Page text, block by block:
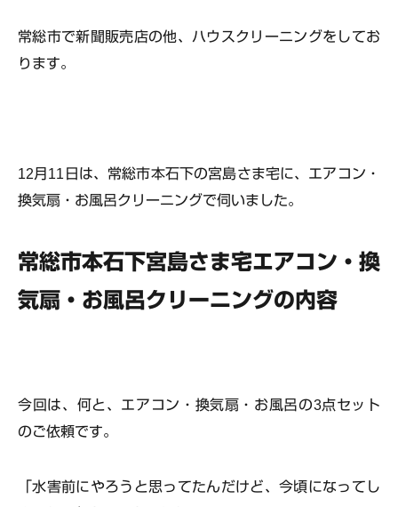
常総市で新聞販売店の他、ハウスクリーニングをしてお
ります。
12月11日は、常総市本石下の宮島さま宅に、エアコン・
換気扇・お風呂クリーニングで伺いました。
常総市本石下宮島さま宅エアコン・換
気扇・お風呂クリーニングの内容
今回は、何と、エアコン・換気扇・お風呂の3点セット
のご依頼です。
「水害前にやろうと思ってたんだけど、今頃になってし